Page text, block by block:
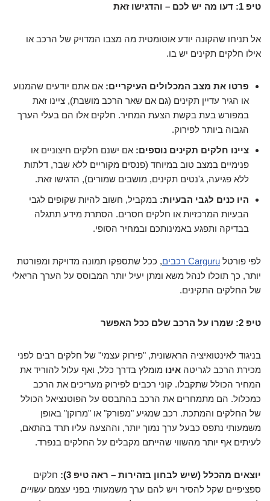
טיפ 1: דעו מה יש לכם – והדגישו זאת
אל תניחו שהקונה יודע אוטומטית מה מצבו המדויק של הרכב או
אילו חלקים תקינים יש בו.
פרטו את מצב המכלולים העיקריים: אם אתם יודעים שהמנוע
או הגיר עדיין תקינים (גם אם שאר הרכב מושבת), ציינו זאת
במפורש בעת בקשת הצעת המחיר. חלקים אלו הם בעלי הערך
הגבוה ביותר לפירוק.
ציינו חלקים תקינים נוספים: אם ישנם חלקים חיצוניים או
פנימיים במצב טוב במיוחד (פנסים מקוריים ללא שבר, דלתות
ללא פגיעה, ג'נטים תקינים, מושבים שמורים), הדגישו זאת.
היו כנים לגבי הבעיות: במקביל, חשוב להיות שקופים לגבי
הבעיות המרכזיות או חלקים חסרים. הסתרת מידע תתגלה
בבדיקה ותפגע באמינותכם ובמחיר הסופי.
לפי פורטל Carguru רכבים
, ככל שתספקו תמונה מדויקת ומפורטת
יותר, כך תוכלו לנהל משא ומתן יעיל יותר המבוסס על הערך הריאלי
של החלקים התקינים.
טיפ 2: שמרו על הרכב שלם ככל האפשר
בניגוד לאינטואיציה הראשונית, "פירוק עצמי" של חלקים רבים לפני
מכירת הרכב לגריטה אינו מומלץ בדרך כלל, ואף עלול להוריד את
המחיר הכולל שתקבלו. קוני רכבים לפירוק מעריכים את הרכב
כמכלול. הם מתמחרים את הרכב בהתבסס על הפוטנציאל הכולל
של החלקים והמתכת. רכב שמגיע "מפורק" או "מרוקן" באופן
משמעותי נתפס כבעל ערך נמוך יותר, וההצעה עליו תרד בהתאם,
לעיתים אף יותר מהשווי שהייתם מקבלים על החלקים בנפרד.
יוצאים מהכלל (שיש לבחון בזהירות – ראה טיפ 3):
חלקים
ספציפיים שקל להסיר ויש להם ערך משמעותי בפני עצמם עשויים